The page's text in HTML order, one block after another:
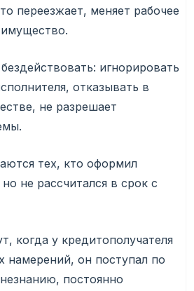
переезжает, меняет рабочее
игнорировать
отказывать в
не разрешает
тех, кто оформил
не рассчитался в срок с
когда у кредитополучателя
намерений, он поступал по
постоянно